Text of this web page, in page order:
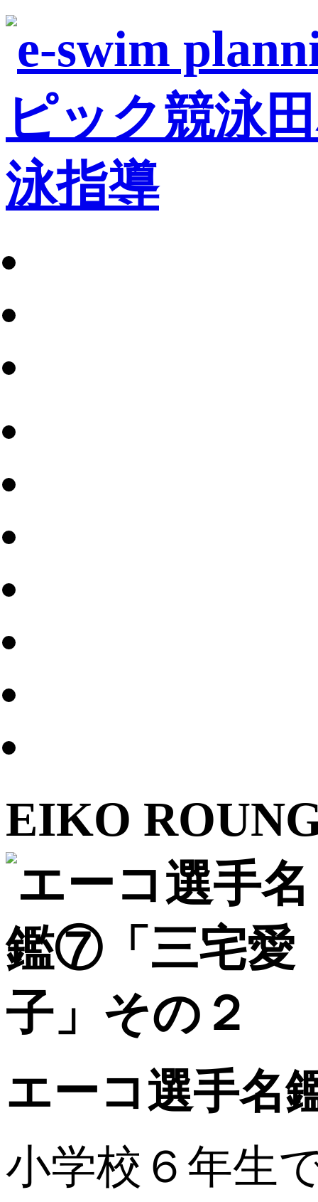
EIKO
エーコ選手名
小学校６年生